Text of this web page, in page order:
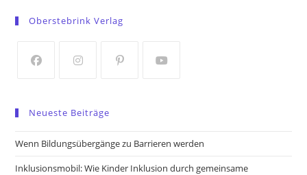
a
tab
tab
Oberstebrink Verlag
a
new
new
a
new
new
Neueste Beiträge
Wenn Bildungsübergänge zu Barrieren werden
Inklusionsmobil: Wie Kinder Inklusion durch gemeinsame